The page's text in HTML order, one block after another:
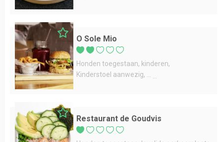
O Sole Mio
Honden toegestaan kinderen
Kinderstoel aanwezig
Restaurant de Goudvis